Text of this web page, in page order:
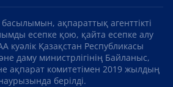
ақпараттық агенттікті
есепке қою, қайта есепке алу
куәлік Қазақстан Республикасы
даму министрлігінің Байланыс,
ақпарат комитетімен 2019 жылдың
берілді.